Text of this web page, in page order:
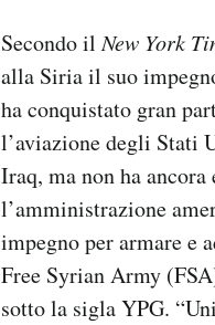
Secondo ilNew York
alla Siria il suo
ha conquistato gran
l’aviazione degli Stati
Iraq, ma non ha
l’amministrazione
impegno per armare e
Free Syrian Army
sotto la sigla YPG.